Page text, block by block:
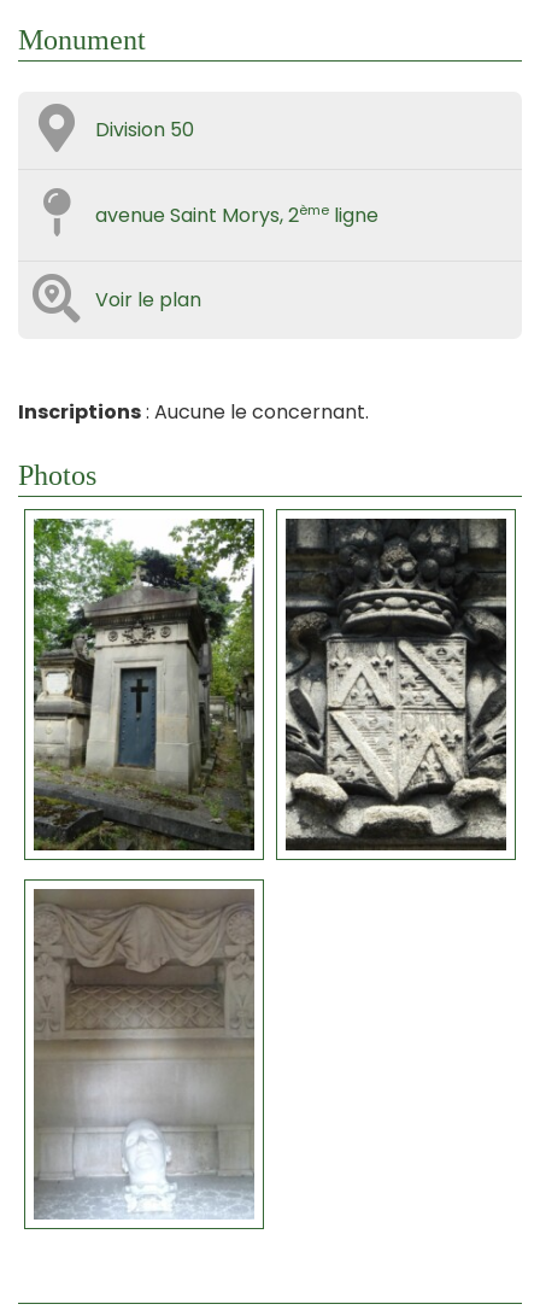
Monument
Division 50
avenue Saint Morys, 2ème ligne
Voir le plan
Inscriptions: Aucune le concernant.
Photos